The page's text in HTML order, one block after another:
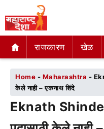
राजकारण खेळ
राजकारण खेळ
Home - Maharashtra -
केले नाही – एकनाथ शिंदे
Eknath Shinde